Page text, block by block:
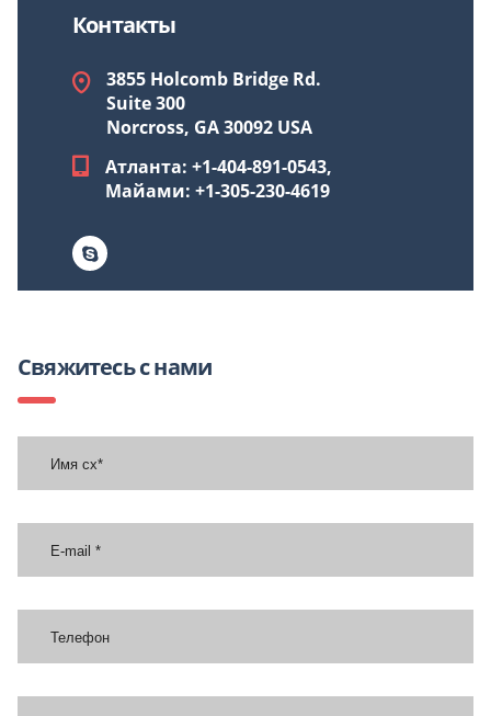
Контакты
3855 Holcomb Bridge Rd.
Suite 300
Norcross, GA 30092 USA
Атланта: +1-404-891-0543,
Майами: +1-305-230-4619
Свяжитесь с нами